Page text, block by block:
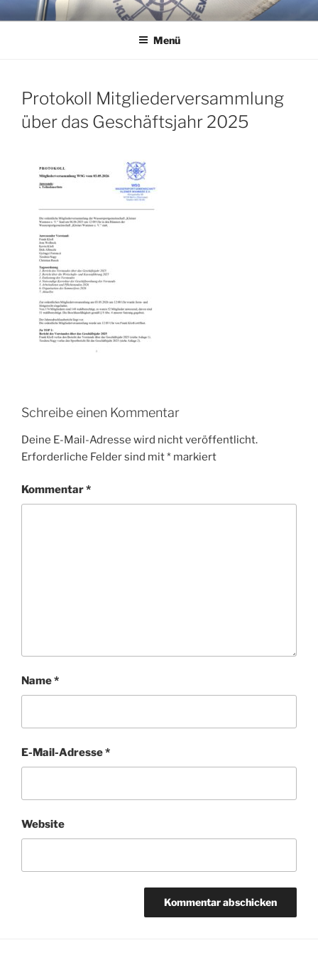
Zum
InhaltWSG KLEINER WANNSEE E.V.
Immer eine handbreit Wasser unterm Kiel.
Menü
Protokoll Mitgliederversammlung
über das Geschäftsjahr 2025
Schreibe einen Kommentar
Deine E-Mail-Adresse wird nicht veröffentlicht.
Erforderliche Felder sind mit* markiert
Kommentar*
Name*
E-Mail-Adresse*
Website